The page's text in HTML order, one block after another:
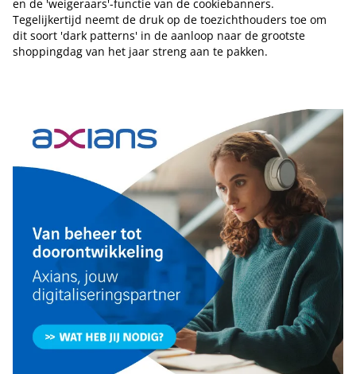
en de 'weigeraars'-functie van de cookiebanners.
Tegelijkertijd neemt de druk op de toezichthouders toe om
dit soort 'dark patterns' in de aanloop naar de grootste
shoppingdag van het jaar streng aan te pakken.